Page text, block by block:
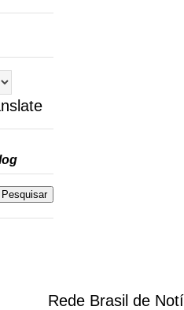
Rede Brasil de